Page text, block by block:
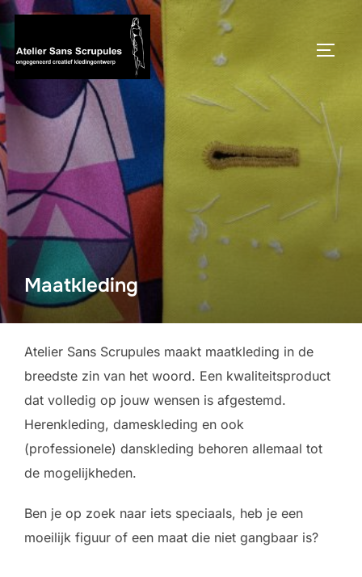
Ga
de
inhoud
Maatkleding
Atelier Sans Scrupules maakt maatkleding in de
breedste zin van het woord. Een kwaliteitsproduct
dat volledig op jouw wensen is afgestemd.
Herenkleding, dameskleding en ook
(professionele) danskleding behoren allemaal tot
de mogelijkheden.
Ben je op zoek naar iets speciaals, heb je een
moeilijk figuur of een maat die niet gangbaar is?